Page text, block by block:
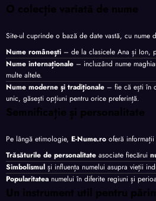
O colecție variată de nume
Site-ul cuprinde o bază de date vastă, cu nume
Nume românești – de la clasicele Ana și Ion,
Nume internaționale – incluzând nume
multe altele.
Nume moderne și tradiționale – fie că ești în
unic, găsești opțiuni pentru orice preferință.
Semnificație și personalitate
Pe lângă etimologie, E-Nume.ro oferă
Trăsăturile de personalitate asociate fiecărui
Simbolismul și influența numelui asupra vieții
Popularitatea numelui în diferite regiuni și
Un instrument util pentru